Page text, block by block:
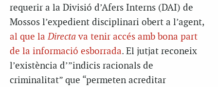
requerir a la Divisió d’Afers Interns (DAI) de
Mossos l’expedient disciplinari obert a l’agent,
al que laDirectava tenir accés amb bona part
de la informació esborrada. El jutjat reconeix
l’existència d’”indicis racionals de
criminalitat” que “permeten acreditar